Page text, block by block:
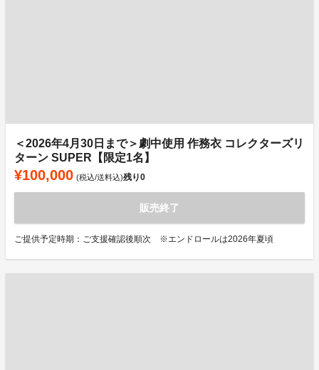
＜2026年4月30日まで＞劇中使用 作務衣 コレクターズリ
ターン SUPER【限定1名】
¥100,000 (税込/送料込)残り0
販売終了
ご提供予定時期：ご支援確認後順次 ※エンドロールは2026年夏頃